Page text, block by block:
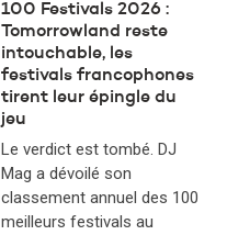
100 Festivals 2026 :
Tomorrowland reste
intouchable, les
festivals francophones
tirent leur épingle du
jeu
​Le verdict est tombé. DJ
Mag a dévoilé son
classement annuel des 100
meilleurs festivals au